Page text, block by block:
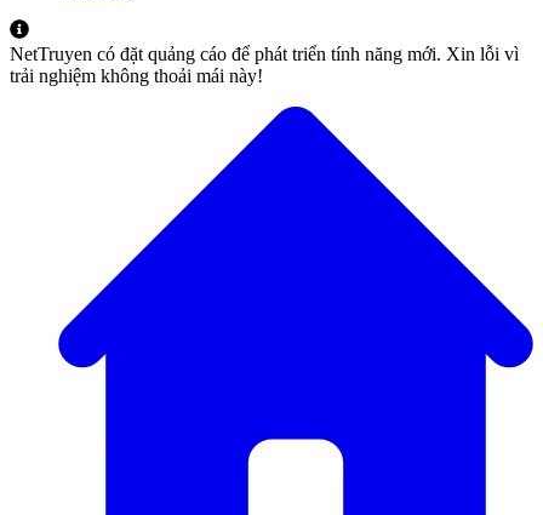
NetTruyen có đặt quảng cáo để phát triển tính năng mới. Xin lỗi vì
trải nghiệm không thoải mái này!